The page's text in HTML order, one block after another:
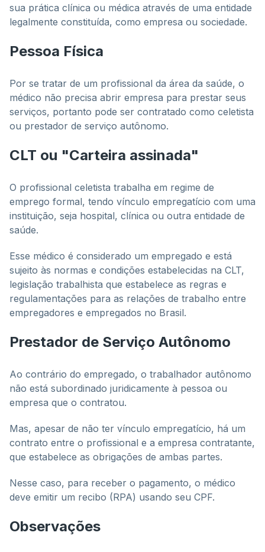
sua prática clínica ou médica através de uma entidade
legalmente constituída, como empresa ou sociedade.
Pessoa Física
Por se tratar de um profissional da área da saúde, o
médico não precisa abrir empresa para prestar seus
serviços, portanto pode ser contratado como celetista
ou prestador de serviço autônomo.
CLT ou "Carteira assinada"
O profissional celetista trabalha em regime de
emprego formal, tendo vínculo empregatício com uma
instituição, seja hospital, clínica ou outra entidade de
saúde.
Esse médico é considerado um empregado e está
sujeito às normas e condições estabelecidas na CLT,
legislação trabalhista que estabelece as regras e
regulamentações para as relações de trabalho entre
empregadores e empregados no Brasil.
Prestador de Serviço Autônomo
Ao contrário do empregado, o trabalhador autônomo
não está subordinado juridicamente à pessoa ou
empresa que o contratou.
Mas, apesar de não ter vínculo empregatício, há um
contrato entre o profissional e a empresa contratante,
que estabelece as obrigações de ambas partes.
Nesse caso, para receber o pagamento, o médico
deve emitir um recibo (RPA) usando seu CPF.
Observações